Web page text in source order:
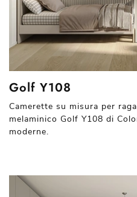
Golf Y108
Camerette su misura per
melaminico Golf Y108 di
moderne.